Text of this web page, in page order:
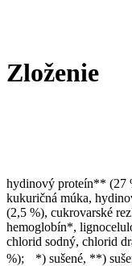
Zloženie
hydinový proteín** (27
kukuričná múka,
(2,5 %), cukrovarské
hemoglobín*,
chlorid sodný, chlorid
%); *) sušené, **)